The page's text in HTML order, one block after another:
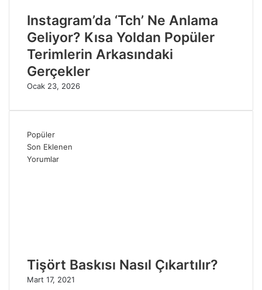
Instagram’da ‘Tch’ Ne Anlama
Geliyor? Kısa Yoldan Popüler
Terimlerin Arkasındaki
Gerçekler
Ocak 23, 2026
Popüler
Son Eklenen
Yorumlar
Tişört Baskısı Nasıl Çıkartılır?
Mart 17, 2021